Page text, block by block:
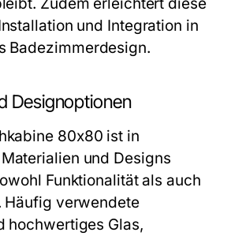
Zudem erleichtert diese
und Integration in
Badezimmerdesign.
Designoptionen
80x80 ist in
und Designs
Funktionalität als auch
Häufig verwendete
hochwertiges Glas,